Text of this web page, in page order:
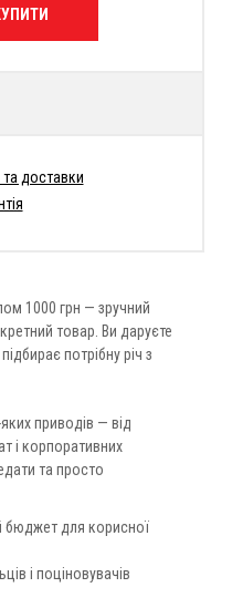
1000 грн — зручний
товар. Ви даруєте
потрібну річ з
приводів — від
і корпоративних
та просто
бюджет для корисної
і поціновувачів
доставки